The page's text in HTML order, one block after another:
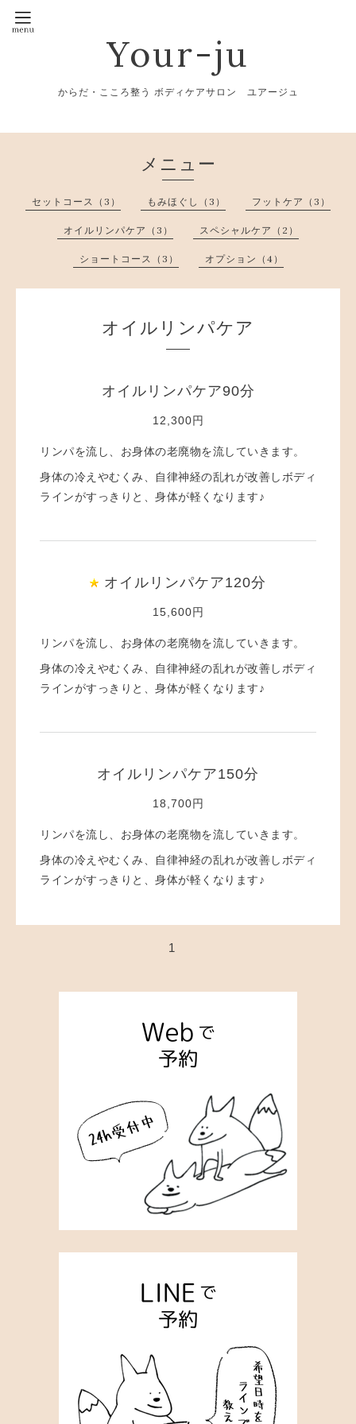
Your-ju
からだ・こころ整う ボディケアサロン ユアージュ
メニュー
セットコース（3） もみほぐし（3） フットケア（3）
オイルリンパケア（3） スペシャルケア（2）
ショートコース（3） オプション（4）
オイルリンパケア
オイルリンパケア90分
12,300円
リンパを流し、お身体の老廃物を流していきます。
身体の冷えやむくみ、自律神経の乱れが改善しボディ
ラインがすっきりと、身体が軽くなります♪
オイルリンパケア120分
15,600円
リンパを流し、お身体の老廃物を流していきます。
身体の冷えやむくみ、自律神経の乱れが改善しボディ
ラインがすっきりと、身体が軽くなります♪
オイルリンパケア150分
18,700円
リンパを流し、お身体の老廃物を流していきます。
身体の冷えやむくみ、自律神経の乱れが改善しボディ
ラインがすっきりと、身体が軽くなります♪
1